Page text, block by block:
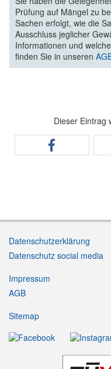
Prüfung auf Mängel zu
Sachen erfolgt, wie die
Ausschluss jeglicher
Informationen und
finden Sie in unseren
Dieser Eintrag
Datenschutzerklärung
Datenschutz social media
Impressum
AGB
Sitemap